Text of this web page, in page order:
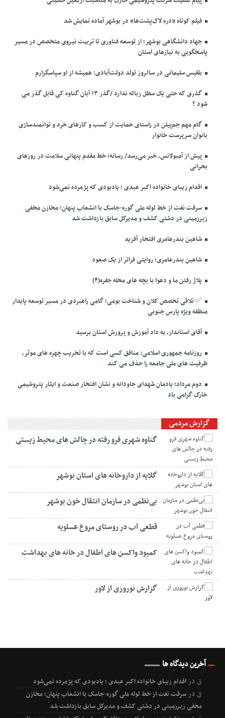
فیلم کوتاه «دره لاک‌پشت‌ها» در بوشهر آماده نمایش شد
جهاد دانشگاهی بوشهر؛ از توسعه فناوری تا تربیت نیروی متخصص در مسیر
پاسخگویی به نیازهای استان
بلقیس سلیمانی در سالروز تولد دولت‌آبادی: همیشه از او سپاسگزارم
گذری که حتی یک سطل زباله ندارد /گذر ۱۳ آبان گناوه کی قابل گذر می
شود ؟
گام مهم جم‌پیلن در راستای حمایت از کسب و کارهای خرد و توانمندسازیِ
بانوان سرپرست خانوار
پیش از آمبولانس، خبر می‌رسد/ رسانه؛ خط مقدم پنهانی سلامت در روزهای
بحرانی
اقدام زیبای خانواده اکبر عبدی ؛ یادبودی که پژمرده نمی‌شود
سرقت نفت از خط لوله ملی گوره-جاسک با انشعاب پنهان؛ مخازن مخفی
زیرزمینی در دشتی کشف و مدیرکل سابق بازداشت شد
شاهین بندرعامری افتخار آفرید
شاهین بندرعامری؛ روایتی فراتر از یک صعود
پلاژ رفتن ما و دعوا با بچه های محله جفره(۴)
✅️ تلاقی تخصص کلان و شناخت بومی؛ گامی راهبردی در مسیر توسعه پایدار
منطقه ویژه پارس جنوبی
آقای استاندار، به داد آموزش و پرورش استان برسید
روزنامه جمهوری اسلامی: منافق کسی است که با تخریب چهره های موثر،
ظرفیت های ملی جامعه را حذف می کند
دوم مرداد؛ یادمان شهدای جاودانه و نشان افتخار صنعت و ایثار پتروشیمی
خارک گرامی باد
گزارش مردمی
گناوه شهری فرو رفته در چالش های محیط زیستی
گلایه از داروخانه های استان بوشهر
بی‌نظمی در سازمان انتقال خون بوشهر
قطعی آب در روستای مروع عسلویه
کمیود واکسن های اطفال در خانه های بهداشت
گزارش نوروزی از لاور
آخرین دیدگاه ها
قدراقدام زیبای خانواده اکبر عبدی ؛ یادبودی که پژمرده نمی‌شود
قدرسرقت نفت از خط لوله ملی گوره-جاسک با انشعاب پنهان؛ مخازن
مخفی زیرزمینی در دشتی کشف و مدیرکل سابق بازداشت شد